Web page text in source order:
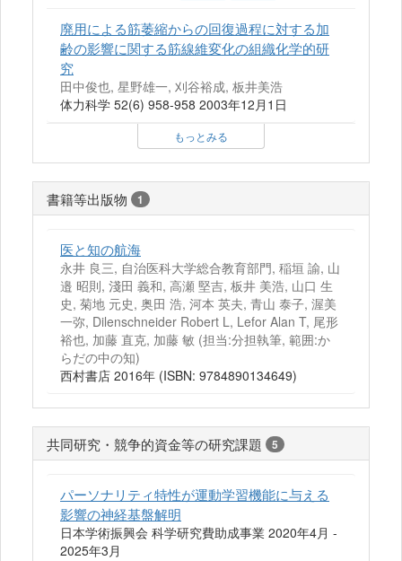
廃用による筋萎縮からの回復過程に対する加
齢の影響に関する筋線維変化の組織化学的研
究
田中俊也, 星野雄一, 刈谷裕成, 板井美浩
体力科学 52(6) 958-958 2003年12月1日
もっとみる
書籍等出版物 1
医と知の航海
永井 良三, 自治医科大学総合教育部門, 稲垣 諭, 山
邉 昭則, 淺田 義和, 高瀬 堅吉, 板井 美浩, 山口 生
史, 菊地 元史, 奥田 浩, 河本 英夫, 青山 泰子, 渥美
一弥, Dilenschneider Robert L, Lefor Alan T, 尾形
裕也, 加藤 直克, 加藤 敏 (担当:分担執筆, 範囲:か
らだの中の知)
西村書店 2016年 (ISBN: 9784890134649)
共同研究・競争的資金等の研究課題 5
パーソナリティ特性が運動学習機能に与える
影響の神経基盤解明
日本学術振興会 科学研究費助成事業 2020年4月 -
2025年3月